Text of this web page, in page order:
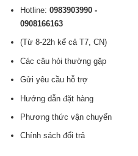
Hotline: 0983903990 -
0908166163
(Từ 8-22h kể cả T7, CN)
Các câu hỏi thường gặp
Gửi yêu cầu hỗ trợ
Hướng dẫn đặt hàng
Phương thức vận chuyển
Chính sách đổi trả